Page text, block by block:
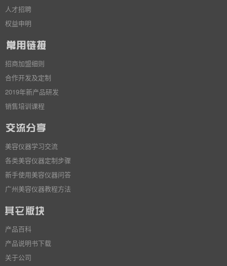
人才招聘
权益申明
招商加盟细则
合作开发及定制
2019年新产品研发
销售培训课程
美容仪器学习交流
各类美容仪器定制步骤
新手使用美容仪器问答
广州美容仪器教程方法
产品百科
产品说明书下载
关于公司